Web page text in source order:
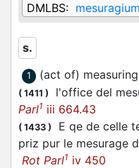
DMLBS: mesuragium
s.
1 (act of)
( 1411 ) l'office del
Parl1 iii 664.43
( 1433 )
E qe de celle
priz pur le mesurage
Rot Parl1 iv 450